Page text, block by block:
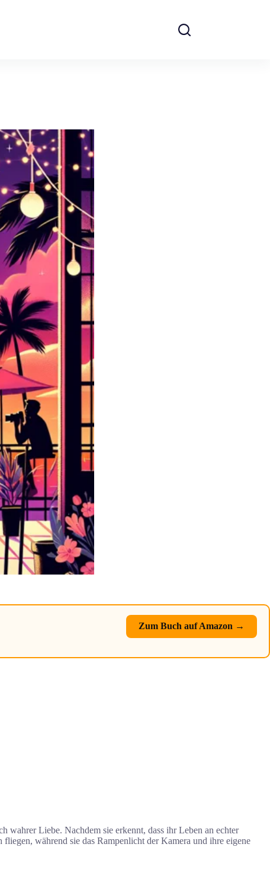
Zum Buch auf Amazon →
wahrer Liebe. Nachdem sie erkennt, dass ihr Leben an echter
während sie das Rampenlicht der Kamera und ihre eigene